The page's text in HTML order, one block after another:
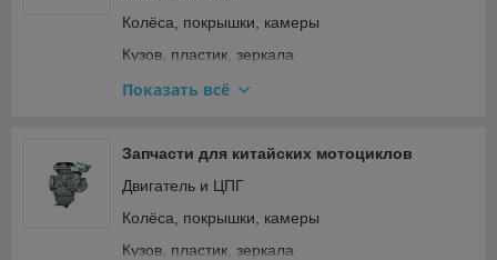
Колёса, покрышки, камеры
Кузов, пластик, зеркала
Освещение и поворотники
Прочее
Ремкомплекты, прокладки, подшипники
Сиденья
Стартер и кикстартер
Показать всё
Запчасти для китайских мотоциклов
Двигатель и ЦПГ
Колёса, покрышки, камеры
Кузов, пластик, зеркала